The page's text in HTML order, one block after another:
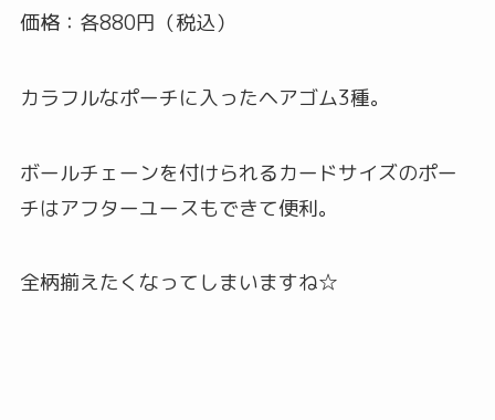
価格：各880円（税込）
カラフルなポーチに入ったヘアゴム3種。
ボールチェーンを付けられるカードサイズのポー
チはアフターユースもできて便利。
全柄揃えたくなってしまいますね☆